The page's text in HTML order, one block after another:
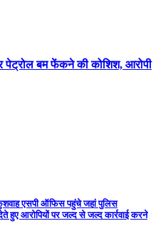
पेट्रोल बम फेंकने की कोशिश, आरोपी
एसपी ऑफिस पहुंचे जहां पुलिस
हुए आरोपियों पर जल्द से जल्द कार्रवाई करने